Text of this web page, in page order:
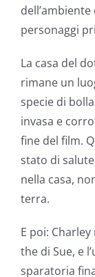
personaggi
La casa del
rimane un
specie di
invasa e
fine del film.
stato di
nella casa,
terra.
E poi:
the di Sue, e
sparatoria